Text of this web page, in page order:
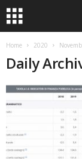
Home 2020
Daily